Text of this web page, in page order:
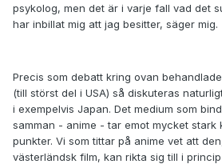
psykolog, men det är i varje fall vad det
har inbillat mig att jag besitter, säger mig.
Precis som debatt kring ovan
(till störst del i USA) så diskuteras
i exempelvis Japan. Det medium som
samman - anime - tar emot mycket stark
punkter. Vi som tittar på anime vet att
västerländsk film, kan rikta sig till i